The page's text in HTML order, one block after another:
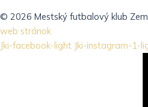
© 2026 Mestský futbalový klub
web stránok
Jki-facebook-light Jki-instagram-1-